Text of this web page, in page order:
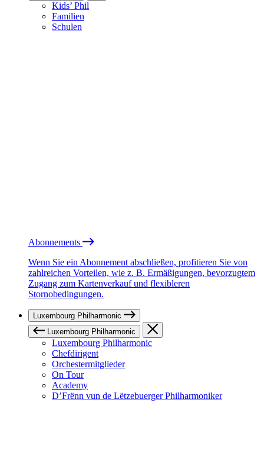
Kids’ Phil
Familien
Schulen
Abonnements
Wenn Sie ein Abonnement abschließen, profitieren Sie von
zahlreichen Vorteilen, wie z. B. Ermäßigungen, bevorzugtem
Zugang zum Kartenverkauf und flexibleren
Stornobedingungen.
Luxembourg Philharmonic
Luxembourg Philharmonic
Luxembourg Philharmonic
Chefdirigent
Orchestermitglieder
On Tour
Academy
D’Frënn vun de Lëtzebuerger Philharmoniker